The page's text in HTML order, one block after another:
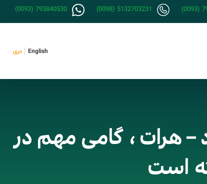
(0093)
(0098) 5132703231
(0093) 793840530
دری English
– هرات ، گامی مهم در
است